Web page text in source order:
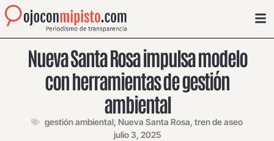
Nueva Santa Rosa impulsa modelo
con herramientas de gestión
ambiental
gestión ambiental, Nueva Santa Rosa, tren de aseo
julio 3, 2025